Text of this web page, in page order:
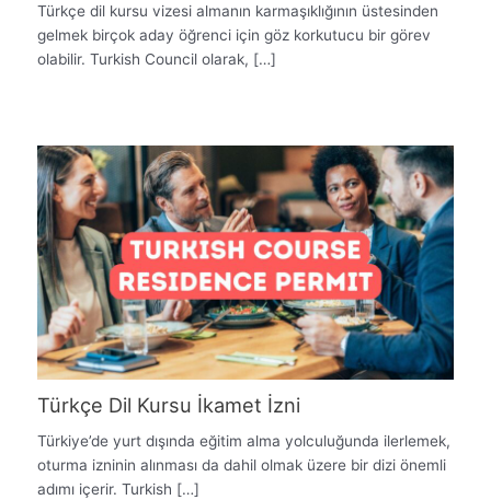
Türkçe dil kursu vizesi almanın karmaşıklığının üstesinden
gelmek birçok aday öğrenci için göz korkutucu bir görev
olabilir. Turkish Council olarak, […]
Türkçe Dil Kursu İkamet İzni
Türkiye’de yurt dışında eğitim alma yolculuğunda ilerlemek,
oturma izninin alınması da dahil olmak üzere bir dizi önemli
adımı içerir. Turkish […]